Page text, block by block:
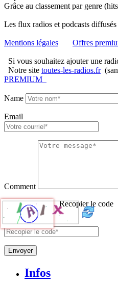
Grâce au classement par genre
Les flux radios et podcasts
Mentions légales Offres
Si vous souhaitez ajouter une
Notre site toutes-les-radios.fr
PREMIUM
Name
Email
Comment
Recopier le code
Envoyer
Infos